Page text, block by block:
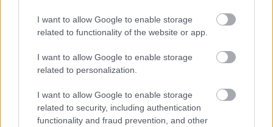
I want to allow Google to enable storage
related to functionality of the website or app.
I want to allow Google to enable storage
related to personalization.
I want to allow Google to enable storage
related to security, including authentication
functionality and fraud prevention, and other
elhangzottakra.
Acilles
@Walmer: Legyen igazad...:P És akráhogy is, de
nyerjen a Pens...!